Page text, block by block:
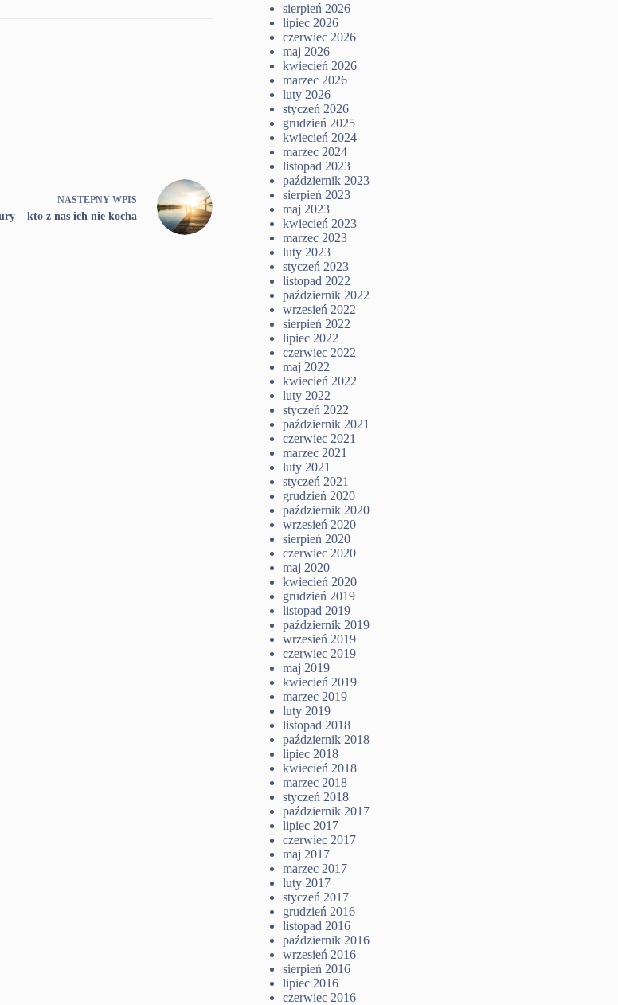
NASTĘPNY WPIS
– kto z nas ich nie kocha
sierpień 2026
lipiec 2026
czerwiec 2026
maj 2026
kwiecień 2026
marzec 2026
luty 2026
styczeń 2026
grudzień 2025
kwiecień 2024
marzec 2024
listopad 2023
październik 2023
sierpień 2023
maj 2023
kwiecień 2023
marzec 2023
luty 2023
styczeń 2023
listopad 2022
październik 2022
wrzesień 2022
sierpień 2022
lipiec 2022
czerwiec 2022
maj 2022
kwiecień 2022
luty 2022
styczeń 2022
październik 2021
czerwiec 2021
marzec 2021
luty 2021
styczeń 2021
grudzień 2020
październik 2020
wrzesień 2020
sierpień 2020
czerwiec 2020
maj 2020
kwiecień 2020
grudzień 2019
listopad 2019
październik 2019
wrzesień 2019
czerwiec 2019
maj 2019
kwiecień 2019
marzec 2019
luty 2019
listopad 2018
październik 2018
lipiec 2018
kwiecień 2018
marzec 2018
styczeń 2018
październik 2017
lipiec 2017
czerwiec 2017
maj 2017
marzec 2017
luty 2017
styczeń 2017
grudzień 2016
listopad 2016
październik 2016
wrzesień 2016
sierpień 2016
lipiec 2016
czerwiec 2016